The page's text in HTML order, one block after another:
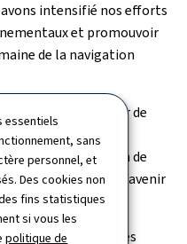
essentiels
sans
personnel, et
Des cookies non
fins statistiques
si vous les
politique de
avons intensifié nos efforts
et promouvoir
de la navigation
vision pour l’avenir de
en soutenant
la réduction de
à bâtir un avenir
résolu. À travers des